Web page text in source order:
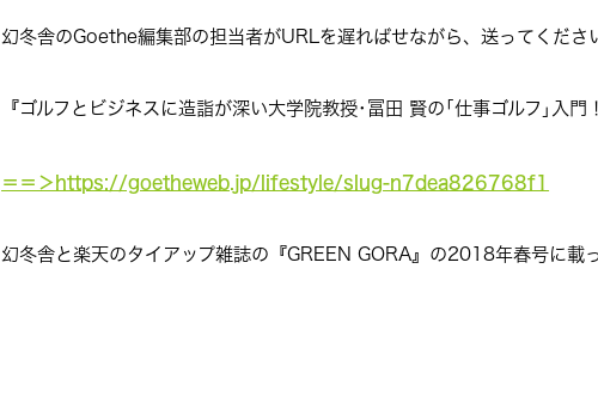
幻冬舎のGoethe編集部の担当者がURLを遅ればせながら、送ってくださ
『ゴルフとビジネスに造詣が深い大学院教授･冨田 賢の｢仕事ゴルフ｣入門
＝＝＞https://goetheweb.jp/lifestyle/slug-n7dea826768f1
幻冬舎と楽天のタイアップ雑誌の『GREEN GORA』の2018年春号に載